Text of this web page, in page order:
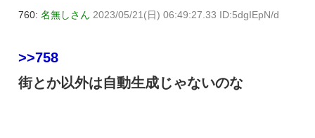
760: 名無しさん 2023/05/21(日) 06:49:27.33 ID:5dgIEpN/d
>>758
街とか以外は自動生成じゃないのな